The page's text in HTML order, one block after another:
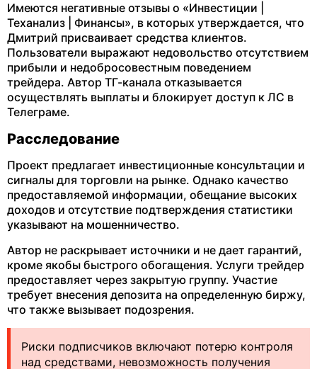
Имеются негативные отзывы о «Инвестиции |
Теханализ | Финансы», в которых утверждается, что
Дмитрий присваивает средства клиентов.
Пользователи выражают недовольство отсутствием
прибыли и недобросовестным поведением
трейдера. Автор ТГ-канала отказывается
осуществлять выплаты и блокирует доступ к ЛС в
Телеграме.
Расследование
Проект предлагает инвестиционные консультации и
сигналы для торговли на рынке. Однако качество
предоставляемой информации, обещание высоких
доходов и отсутствие подтверждения статистики
указывают на мошенничество.
Автор не раскрывает источники и не дает гарантий,
кроме якобы быстрого обогащения. Услуги трейдер
предоставляет через закрытую группу. Участие
требует внесения депозита на определенную биржу,
что также вызывает подозрения.
Риски подписчиков включают потерю контроля
над средствами, невозможность получения